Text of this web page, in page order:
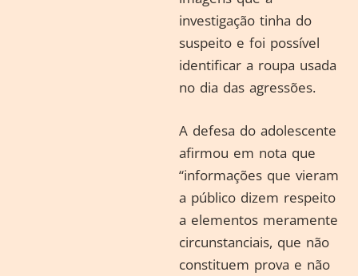
investigação tinha do
suspeito e foi possível
identificar a roupa usada
no dia das agressões.
A defesa do adolescente
afirmou em nota que
“informações que vieram
a público dizem respeito
a elementos meramente
circunstanciais, que não
constituem prova e não